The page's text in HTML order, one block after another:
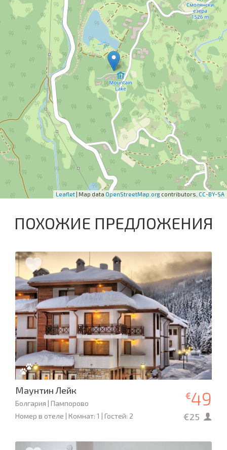
Leaflet | Map data OpenStreetMap.org contributors, CC-BY-SA
ПОХОЖИЕ ПРЕДЛОЖЕНИЯ
Маунтин Лейк
Болгария | Пампорово
Номер в отеле | Комнат: 1 | Гостей: 2
€49
€25